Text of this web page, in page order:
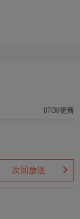
07/30更新
次回放送